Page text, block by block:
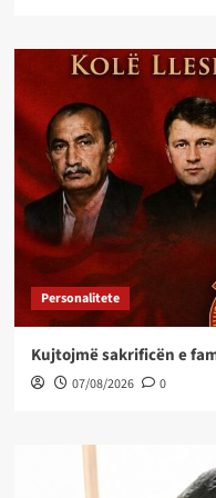
Personalitete
Kujtojmë sakrificën e
07/08/2026 0